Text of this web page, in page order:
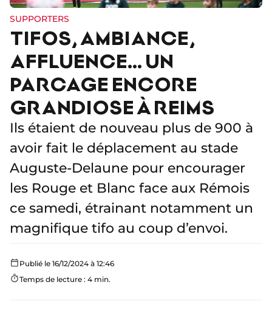
SUPPORTERS
TIFOS, AMBIANCE,
AFFLUENCE… UN
PARCAGE ENCORE
GRANDIOSE À REIMS
Ils étaient de nouveau plus de 900 à
avoir fait le déplacement au stade
Auguste-Delaune pour encourager
les Rouge et Blanc face aux Rémois
ce samedi, étrainant notamment un
magnifique tifo au coup d’envoi.
Publié le 16/12/2024 à 12:46
Temps de lecture : 4 min.